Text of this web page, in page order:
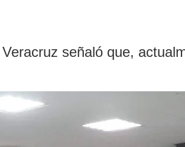
señaló que,